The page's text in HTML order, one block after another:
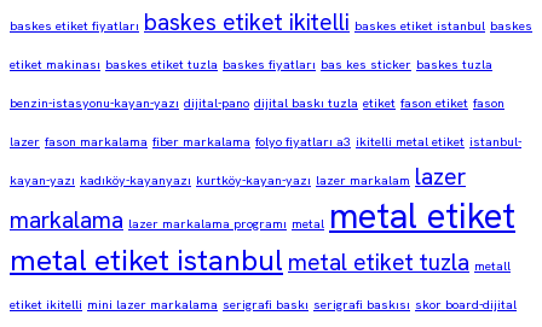
baskes etiket fiyatları baskes etiket ikitelli baskes etiket istanbul baskes
etiket makinası baskes etiket tuzla baskes fiyatları bas kes sticker baskes tuzla
benzin-istasyonu-kayan-yazı dijital-pano dijital baskı tuzla etiket fason etiket fason
lazer fason markalama fiber markalama folyo fiyatları a3 ikitelli metal etiket istanbul-
kayan-yazı kadıköy-kayanyazı kurtköy-kayan-yazı lazer markalam lazer
markalama lazer markalama programı metal metal etiket
metal etiket istanbul metal etiket tuzla metall
etiket ikitelli mini lazer markalama serigrafi baskı serigrafi baskısı skor board-dijital